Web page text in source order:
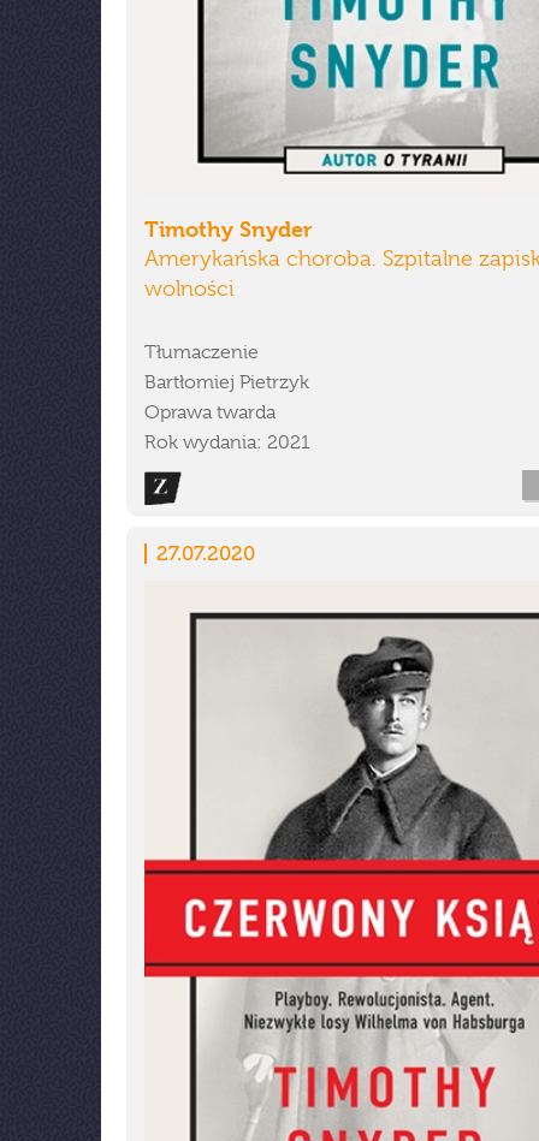
Timothy Snyder
Amerykańska choroba. Szpitalne
wolności
Tłumaczenie
Bartłomiej Pietrzyk
Oprawa twarda
Rok wydania: 2021
27.07.2020